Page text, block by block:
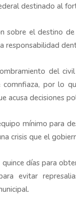
destinado al
sobre el destino
responsabilidad
del
por lo
acusa decisiones
mínimo para
crisis que el
días para
evitar